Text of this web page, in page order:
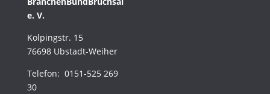
e. V.
Kolpingstr. 15
76698 Ubstadt-Weiher
Telefon: 0151-525 269
30